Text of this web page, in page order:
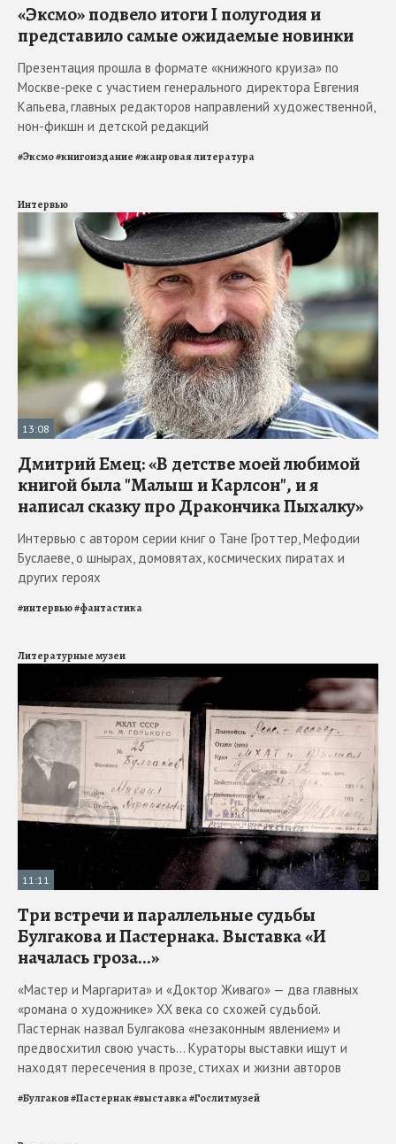
«Эксмо» подвело итоги I полугодия и
представило самые ожидаемые новинки
Презентация прошла в формате «книжного круиза» по
Москве-реке с участием генерального директора Евгения
Капьева, главных редакторов направлений художественной,
нон-фикшн и детской редакций
#Эксмо#книгоиздание#жанровая литература
Интервью
13:08
Дмитрий Емец: «В детстве моей любимой
книгой была "Малыш и Карлсон", и я
написал сказку про Дракончика Пыхалку»
Интервью с автором серии книг о Тане Гроттер, Мефодии
Буслаеве, о шнырах, домовятах, космических пиратах и
других героях
#интервью#фантастика
Литературные музеи
11:11
Три встречи и параллельные судьбы
Булгакова и Пастернака. Выставка «И
началась гроза...»
«Мастер и Маргарита» и «Доктор Живаго» — два главных
«романа о художнике» ХХ века со схожей судьбой.
Пастернак назвал Булгакова «незаконным явлением» и
предвосхитил свою участь... Кураторы выставки ищут и
находят пересечения в прозе, стихах и жизни авторов
#Булгаков#Пастернак#выставка#Гослитмузей